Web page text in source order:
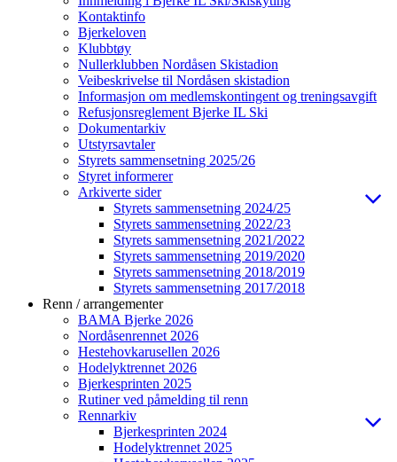
Kontaktinfo
Bjerkeloven
Klubbtøy
Nullerklubben Nordåsen Skistadion
Veibeskrivelse til Nordåsen skistadion
Informasjon om medlemskontingent og treningsavgift
Refusjonsreglement Bjerke IL Ski
Dokumentarkiv
Utstyrsavtaler
Styrets sammensetning 2025/26
Styret informerer
Arkiverte sider
Styrets sammensetning 2024/25
Styrets sammensetning 2022/23
Styrets sammensetning 2021/2022
Styrets sammensetning 2019/2020
Styrets sammensetning 2018/2019
Styrets sammensetning 2017/2018
Renn / arrangementer
BAMA Bjerke 2026
Nordåsenrennet 2026
Hestehovkarusellen 2026
Hodelyktrennet 2026
Bjerkesprinten 2025
Rutiner ved påmelding til renn
Rennarkiv
Bjerkesprinten 2024
Hodelyktrennet 2025